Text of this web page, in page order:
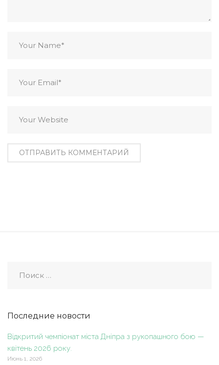
Последние новости
Відкритий чемпіонат міста Дніпра з рукопашного бою —
квітень 2026 року.
Июнь 1, 2026